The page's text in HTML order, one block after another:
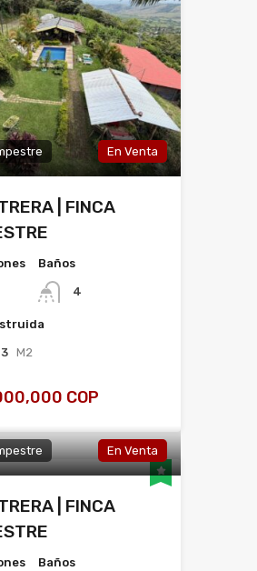
En Venta
| FINCA
Baños
4
M2
COP
En Venta
| FINCA
Baños